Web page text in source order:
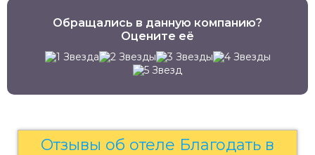
Обращались в данную компанию?
Оцените её
Отзывы об отеле Благодать в